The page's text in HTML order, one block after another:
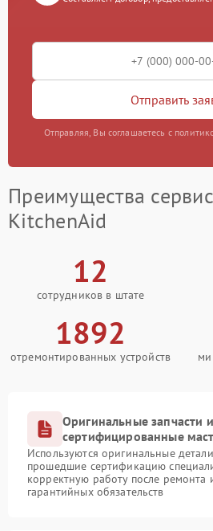
Отправить
Отправляя, Вы соглашаетесь с
Преимущества
KitchenAid
12
сотрудников в штате
1892
отремонтированных устройств
Оригинальные запчасти и
сертифицированные
Используются оригинальные
прошедшие сертификацию
корректную работу после ремонта
гарантийных обязательств